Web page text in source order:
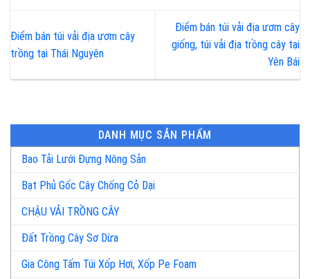
Điểm bán túi vải địa ươm cây
trồng tại Thái Nguyên
Điểm bán túi vải địa ươm cây
giống, túi vải địa trồng cây tại
Yên Bái
DANH MỤC SẢN PHẨM
Bao Tải Lưới Đựng Nông Sản
Bạt Phủ Gốc Cây Chống Cỏ Dại
CHẬU VẢI TRỒNG CÂY
Đất Trồng Cây Sơ Dừa
Gia Công Tấm Túi Xốp Hơi, Xốp Pe Foam